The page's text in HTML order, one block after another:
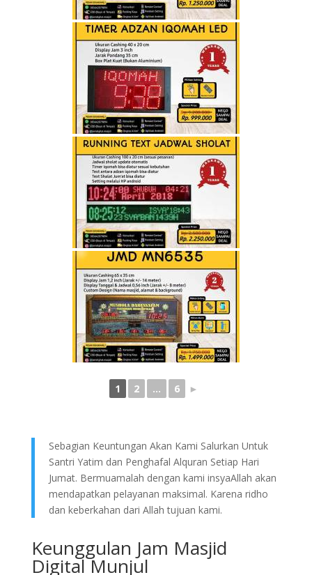
1 2 ... 6 ►
Sebagian Keuntungan Akan Kami Salurkan Untuk
Santri Yatim dan Penghafal Alquran Setiap Hari
Jumat. Bermuamalah dengan kami insyaAllah akan
mendapatkan pelayanan maksimal. Karena ridho
dan keberkahan dari Allah tujuan kami.
Keunggulan Jam Masjid
Digital Munjul